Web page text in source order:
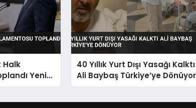
Halk
Yeni
40 Yıllık Yurt Dışı Yasağı Kalktı
Ali Baybaş Türkiye’ye Dönüyor